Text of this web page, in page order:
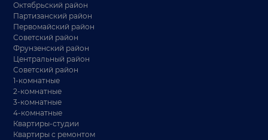
Октябрьский район
Партизанский район
Первомайский район
Советский район
Фрунзенский район
Центральный район
Советский район
1-комнатные
2-комнатные
3-комнатные
4-комнатные
Квартиры-студии
Квартиры с ремонтом